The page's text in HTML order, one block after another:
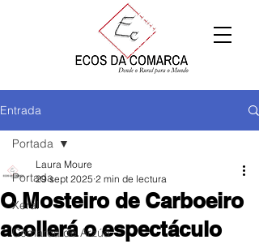
Entrada
Portada
Xeral
Comarca de Arzúa
Portada
O Mosteiro de Carboeiro
acollerá o espectáculo
Laura Moure
29 sept 2025 2 min de lectura